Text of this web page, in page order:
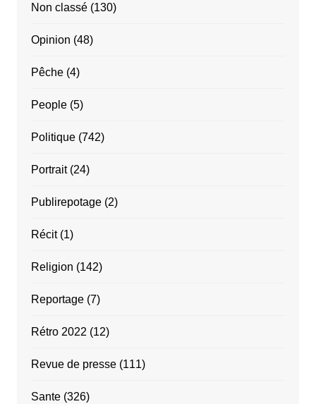
Non classé(130)
Opinion (48)
Pêche(4)
People(5)
Politique(742)
Portrait(24)
Publirepotage(2)
Récit(1)
Religion (142)
Reportage(7)
Rétro 2022 (12)
Revue de presse(111)
Sante(326)